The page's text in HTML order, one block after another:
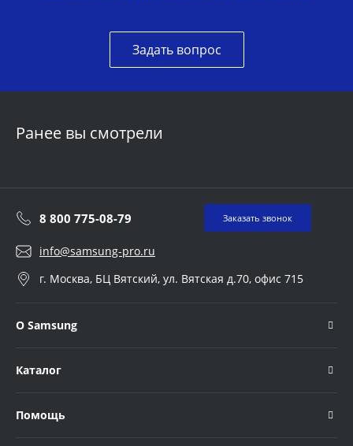
Задать вопрос
Ранее вы смотрели
8 800 775-08-79 Заказать звонок
info@samsung-pro.ru
г. Москва, БЦ Вятский, ул. Вятская д.70, офис 715
О Samsung
Каталог
Помощь